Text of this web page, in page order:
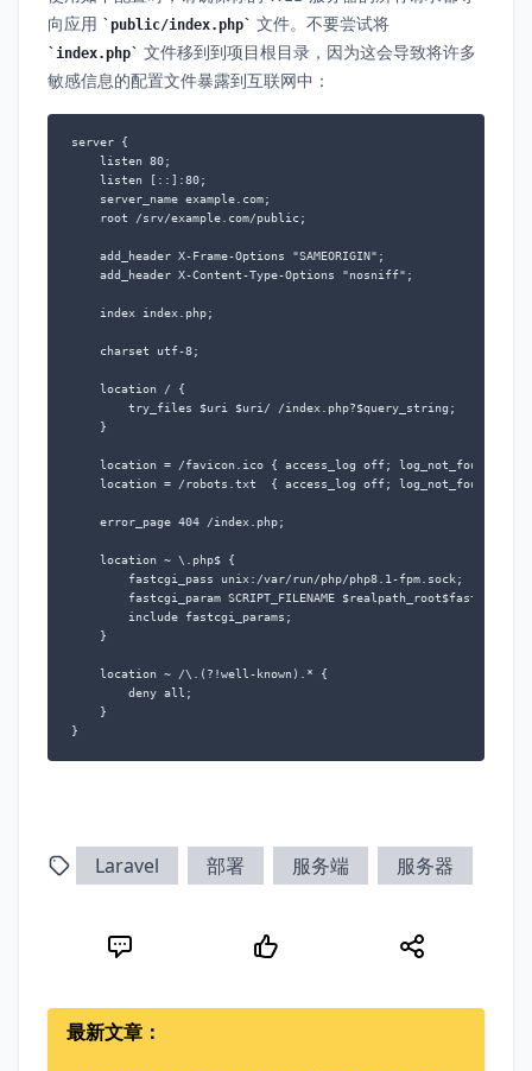
向应用
public/index.php 文件。不要尝试将
index.php
文件移到到项目根目录，因为这会导致将许多
敏感信息的配置文件暴露到互联网中：
server {
    listen 80;
    listen [::]:80;
    server_name example.com;
    root /srv/example.com/public;
    add_header X-Frame-Options "SAMEORIGIN";
    add_header X-Content-Type-Options "nosniff";
    index index.php;
    charset utf-8;
    location / {
        try_files $uri $uri/ /index.php?$query_string;
    }
location = /favicon.ico { access_log off; log_not_found off;
location = /robots.txt  { access_log off; log_not_found off;
    error_page 404 /index.php;
    location ~ \.php$ {
        fastcgi_pass unix:/var/run/php/php8.1-fpm.sock;
fastcgi_param SCRIPT_FILENAME
        include fastcgi_params;
    }
    location ~ /\.(?!well-known).* {
        deny all;
    }
}
Laravel 部署 服务端 服务器
最新文章：